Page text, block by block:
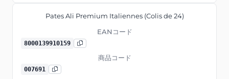
Pates Ali Premium Italiennes (Colis de 24)
EANコード
8000139910159
商品コード
007691